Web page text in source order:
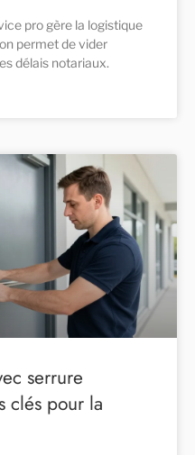
pro gère la logistique
permet de vider
délais notariaux.
serrure
clés pour la